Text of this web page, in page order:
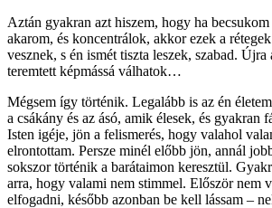
Aztán gyakran azt hiszem, hogy ha becsukom
akarom, és koncentrálok, akkor ezek a
vesznek, s én ismét tiszta leszek, szabad. Újra
teremtett képmássá válhatok…
Mégsem így történik. Legalább is az én
a csákány és az ásó, amik élesek, és gyakran
Isten igéje, jön a felismerés, hogy valahol
elrontottam. Persze minél előbb jön, annál
sokszor történik a barátaimon keresztül.
arra, hogy valami nem stimmel. Először nem
elfogadni, később azonban be kell lássam –